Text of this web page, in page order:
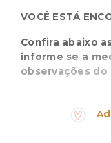
VOCÊ ESTÁ
Confira abaixo
informe se a
observações do
Cores suaves e